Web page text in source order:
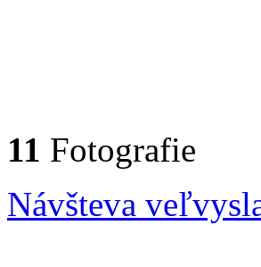
11 Fotografie
Návšteva